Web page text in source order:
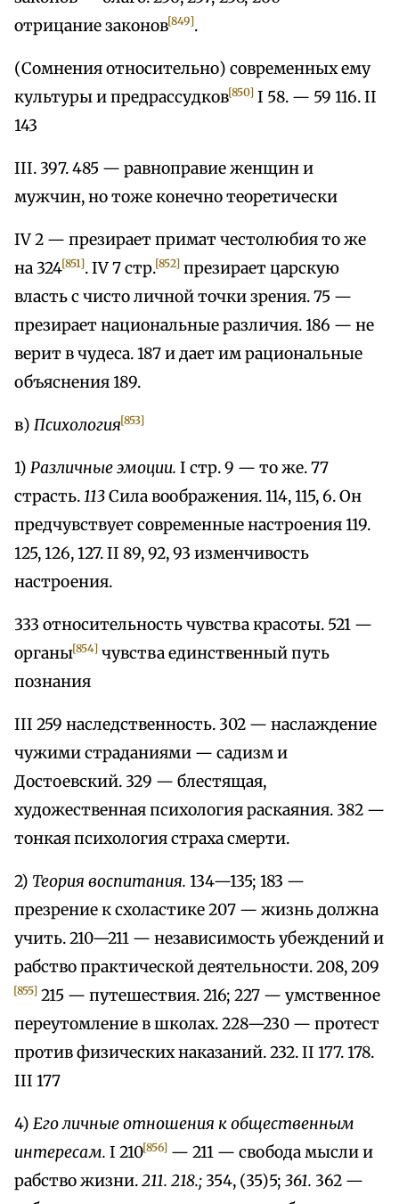
отрицание законов[849].
(Сомнения относительно) современных ему
культуры и предрассудков[850] I 58. — 59 116. II
143
III. 397. 485 — равноправие женщин и
мужчин, но тоже конечно теоретически
IV 2 — презирает примат честолюбия то же
на 324[851]. IV 7 стр.[852] презирает царскую
власть с чисто личной точки зрения. 75 —
презирает национальные различия. 186 — не
верит в чудеса. 187 и дает им рациональные
объяснения 189.
в) Психология[853]
1) Различные эмоции. I стр. 9 — то же. 77
страсть.113Сила воображения. 114, 115, 6. Он
предчувствует современные настроения 119.
125, 126, 127. II 89, 92, 93 изменчивость
настроения.
333 относительность чувства красоты. 521 —
органы[854] чувства единственный путь
познания
III 259 наследственность. 302 — наслаждение
чужими страданиями — садизм и
Достоевский. 329 — блестящая,
художественная психология раскаяния. 382 —
тонкая психология страха смерти.
2) Теория воспитания. 134—135; 183 —
презрение к схоластике 207 — жизнь должна
учить. 210—211 — независимость убеждений и
рабство практической деятельности. 208, 209
[855] 215 — путешествия. 216; 227 — умственное
переутомление в школах. 228—230 — протест
против физических наказаний. 232. II 177. 178.
III 177
4) Его личные отношения к общественным
интересам. I 210[856] — 211 — свобода мысли и
рабство жизни.211. 218.; 354, (35)5; 361. 362 —